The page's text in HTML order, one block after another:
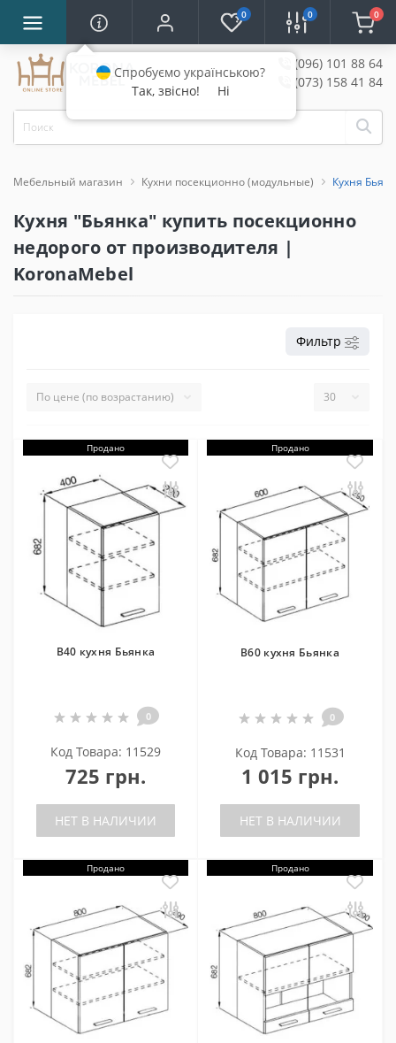
0 0 0
(096) 101 88 64
(073) 158 41 84
Мебельный магазин Кухни посекционно (модульные) Кухня
Кухня "Бьянка" купить посекционно
недорого от производителя |
KoronaMebel
Фильтр
Продано
В40 кухня Бьянка
0
Код Товара: 11529
725 грн.
НЕТ В НАЛИЧИИ
Продано
В60 кухня Бьянка
0
Код Товара: 11531
1 015 грн.
НЕТ В НАЛИЧИИ
Продано Продано
Спробуємо українською?
Так, звісно!
Ні